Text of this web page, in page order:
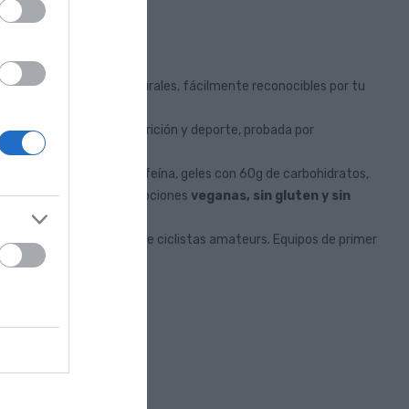
con ingredientes naturales, fácilmente reconocibles por tu
especialistas en nutrición y deporte, probada por
sabor y tolerancia.
hasta geles sin cafeína, geles con 60g de carbohidratos,
Y sí, también tienen opciones veganas, sin gluten y sin
y carreras de ciclistas amateurs. Equipos de primer
razón: